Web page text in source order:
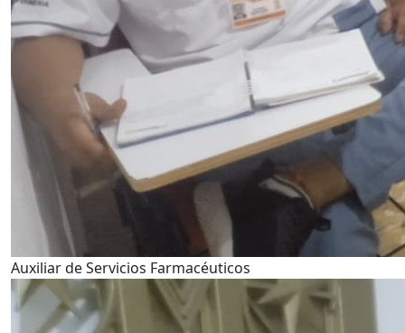
Auxiliar de Servicios Farmacéuticos